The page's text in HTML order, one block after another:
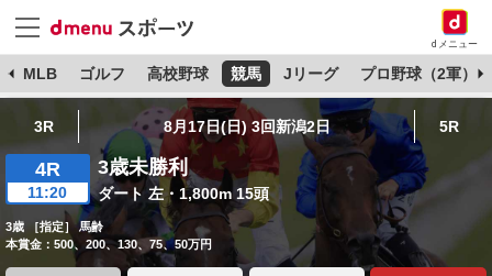
dメニュー
MLB ゴルフ 高校野球 競馬 Jリーグ プロ野球（2軍）
3R 8月17日(日) 3回新潟2日 5R
4R
11:20
3歳未勝利
ダート 左・1,800m 15頭
3歳 ［指定］ 馬齢
本賞金：500、200、130、75、50万円